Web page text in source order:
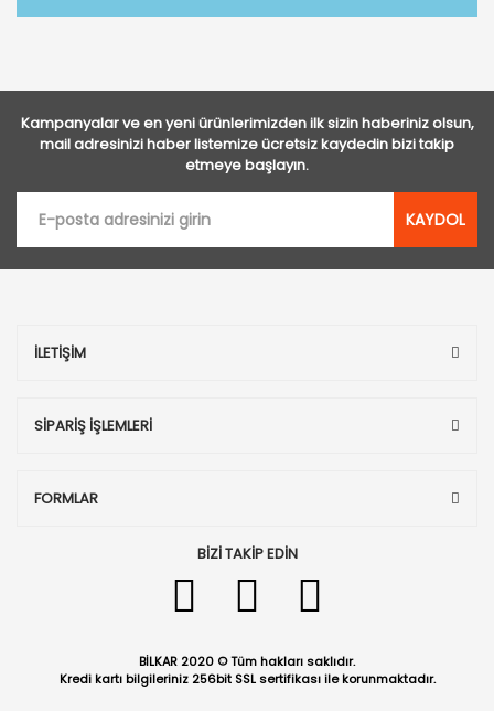
Kampanyalar ve en yeni ürünlerimizden ilk sizin haberiniz olsun,
mail adresinizi haber listemize ücretsiz kaydedin bizi takip
etmeye başlayın.
KAYDOL
İLETİŞİM
SİPARİŞ İŞLEMLERİ
FORMLAR
BİZİ TAKİP EDİN
BİLKAR 2020 © Tüm hakları saklıdır.
Kredi kartı bilgileriniz 256bit SSL sertifikası ile korunmaktadır.